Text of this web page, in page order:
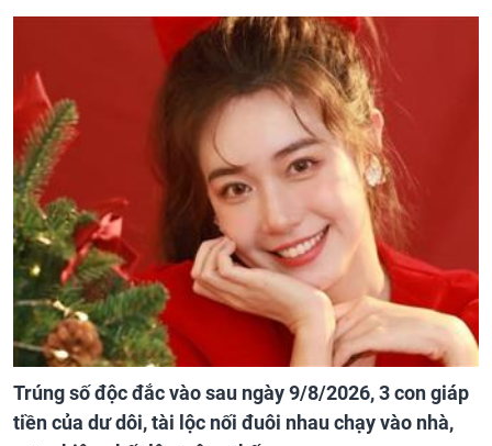
Trúng số độc đắc vào sau ngày 9/8/2026, 3 con giáp
tiền của dư dôi, tài lộc nối đuôi nhau chạy vào nhà,